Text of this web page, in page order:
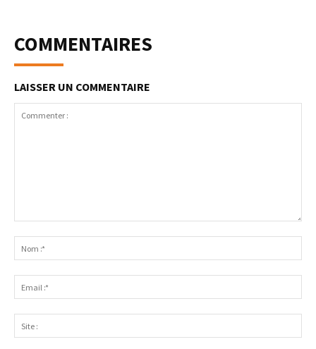
COMMENTAIRES
LAISSER UN COMMENTAIRE